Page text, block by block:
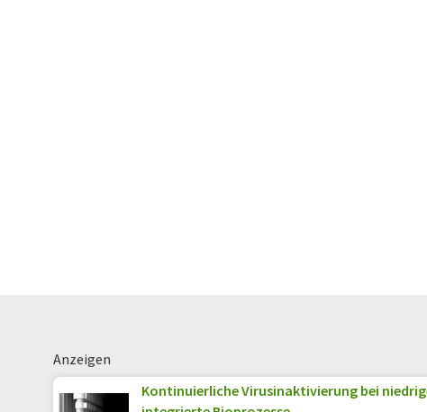
Anzeigen
Kontinuierliche Virusinaktivierung bei